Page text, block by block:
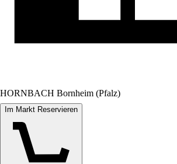
HORNBACH Bornheim (Pfalz)
Im Markt Reservieren